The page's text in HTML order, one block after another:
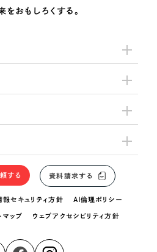
をおもしろくする。
する 資料請求する
報セキュリティ方針 AI倫理ポリシー
マップ ウェブアクセシビリティ方針